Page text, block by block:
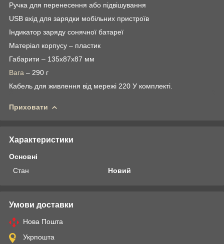
Ручка для перенесення або підвішування
USB вхід для зарядки мобільних пристроїв
Індикатор заряду сонячної батареї
Матеріал корпусу – пластик
Габарити – 135х87х87 мм
Вага – 290 г
Кабель для живлення від мережі 220 У комплекті.
Приховати
Характеристики
Основні
Стан
Новий
Умови доставки
Нова Пошта
Укрпошта